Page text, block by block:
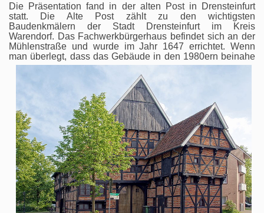
Die Präsentation fand in der alten Post in Drensteinfurt
statt. Die Alte Post zählt zu den wichtigsten
Baudenkmälern der Stadt Drensteinfurt im Kreis
Warendorf. Das Fachwerkbürgerhaus befindet sich an der
Mühlenstraße und wurde im Jahr 1647 errichtet. Wenn
man überlegt, dass das Gebäude in den 1980ern beinahe